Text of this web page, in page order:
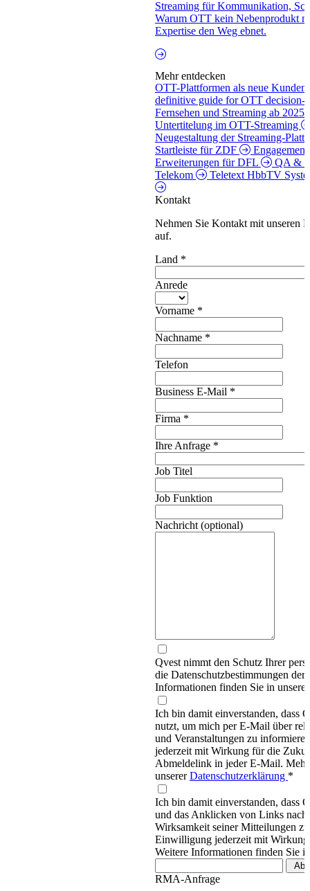
Streaming für Kommunikation,
Warum OTT kein Nebenprodukt
Expertise den Weg ebnet.
Mehr entdecken
OTT-Plattformen als neue
definitive guide for OTT decision-
Fernsehen und Streaming ab 2025
Untertitelung im OTT-Streaming
Neugestaltung der Streaming-
Startleiste für ZDF
Erweiterungen für DFL
QA &
Telekom
Teletext HbbTV
Kontakt
Nehmen Sie Kontakt mit unseren
auf.
Land *
Anrede
Vorname *
Nachname *
Telefon
Business E-Mail *
Firma *
Ihre Anfrage *
Job Titel
Job Funktion
Nachricht (optional)
Qvest nimmt den Schutz Ihrer
die Datenschutzbestimmungen
Informationen finden Sie in
Ich bin damit einverstanden, dass
nutzt, um mich per E-Mail über
und Veranstaltungen zu
jederzeit mit Wirkung für die
Abmeldelink in jeder E-Mail.
unsererDatenschutzerklärung *
Ich bin damit einverstanden, dass
und das Anklicken von Links
Wirksamkeit seiner Mitteilungen
Einwilligung jederzeit mit
Weitere Informationen finden Sie
RMA-Anfrage